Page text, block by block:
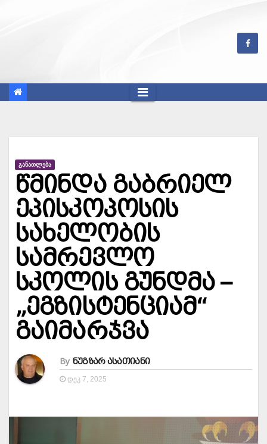
ᲒᲐᲜᲐᲗᲚᲔᲑᲐ
წმინდა გაბრიელ
ეპისკოპოსის
სახელობის
სამრევლო
სკოლის გუნდმა –
„ეგზისტენციამ“
გაიმარჯვა
By ნუგზარ ასათიანი
ᲓᲔᲙ 7, 2025